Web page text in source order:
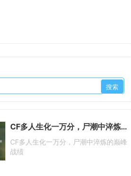
CF多人生化一万分，尸潮中淬炼的巅峰战绩
CF多人生化一万分，尸潮中淬炼的巅峰
战绩